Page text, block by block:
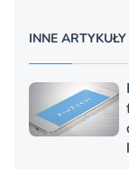
INNE